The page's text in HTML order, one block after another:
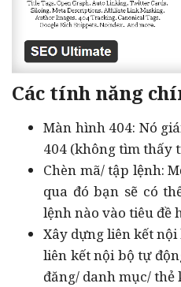
Các tính năng
Màn hình 404: Nó
404 (không tìm thấy
Chèn mã/ tập lệnh:
qua đó bạn sẽ có
lệnh nào vào tiêu đề
Xây dựng liên kết
liên kết nội bộ tự
đăng/ danh mục/ thẻ